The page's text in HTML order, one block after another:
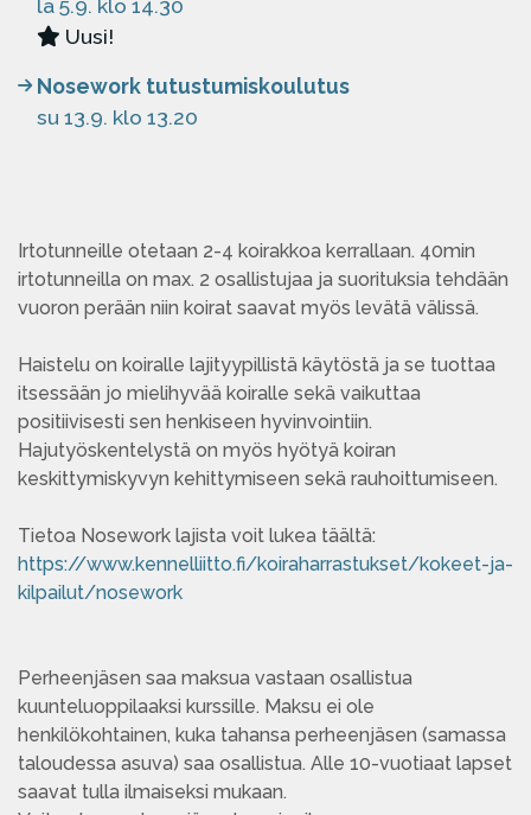
la 5.9. klo 14.30
Uusi!
Nosework tutustumiskoulutus
su 13.9. klo 13.20
Irtotunneille otetaan 2-4 koirakkoa kerrallaan. 40min
irtotunneilla on max. 2 osallistujaa ja suorituksia tehdään
vuoron perään niin koirat saavat myös levätä välissä.
Haistelu on koiralle lajityypillistä käytöstä ja se tuottaa
itsessään jo mielihyvää koiralle sekä vaikuttaa
positiivisesti sen henkiseen hyvinvointiin.
Hajutyöskentelystä on myös hyötyä koiran
keskittymiskyvyn kehittymiseen sekä rauhoittumiseen.
Tietoa Nosework lajista voit lukea täältä:
https://www.kennelliitto.fi/koiraharrastukset/kokeet-ja-
kilpailut/nosework
Perheenjäsen saa maksua vastaan osallistua
kuunteluoppilaaksi kurssille. Maksu ei ole
henkilökohtainen, kuka tahansa perheenjäsen (samassa
taloudessa asuva) saa osallistua. Alle 10-vuotiaat lapset
saavat tulla ilmaiseksi mukaan.